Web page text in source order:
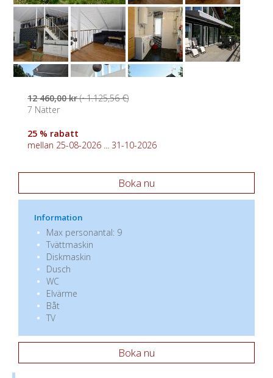
12 460,00 kr(~1.125,56 €)
7 Nätter
25 % rabatt
mellan 25-08-2026 ... 31-10-2026
Boka nu
Information
Max personantal: 9
Tvättmaskin
Diskmaskin
Dusch
WC
Elvärme
Båt
TV
Boka nu